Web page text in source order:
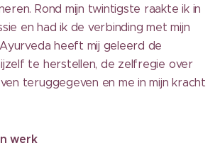
Rond mijn twintigste raakte ik in
en had ik de verbinding met mijn
heeft mij geleerd de
te herstellen, de zelfregie over
teruggegeven en me in mijn kracht
werk